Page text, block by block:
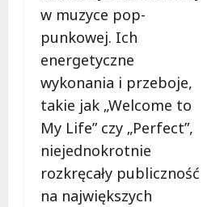
w muzyce pop-
punkowej. Ich
energetyczne
wykonania i przeboje,
takie jak „Welcome to
My Life” czy „Perfect”,
niejednokrotnie
rozkręcały publiczność
na największych